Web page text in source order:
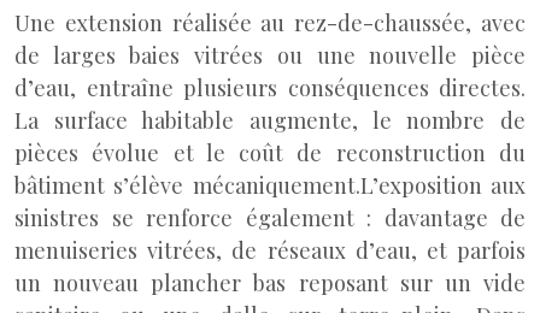
Une extension réalisée au rez-de-chaussée, avec
de larges baies vitrées ou une nouvelle pièce
d’eau, entraîne plusieurs conséquences directes.
La surface habitable augmente, le nombre de
pièces évolue et le coût de reconstruction du
bâtiment s’élève mécaniquement.L’exposition aux
sinistres se renforce également : davantage de
menuiseries vitrées, de réseaux d’eau, et parfois
un nouveau plancher bas reposant sur un vide